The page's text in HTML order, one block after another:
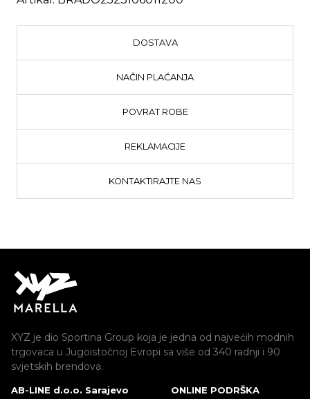
DOSTAVA
NAČIN PLAĆANJA
POVRAT ROBE
REKLAMACIJE
KONTAKTIRAJTE NAS
XYZ je dio Sportina Group koja je jedna od najvećih modnih
trgovaca u Jugoistočnoj Evropi sa više od 340 radnji i 90
svjetskih brendova.
AB-LINE d.o.o. Sarajevo
ONLINE PODRŠKA